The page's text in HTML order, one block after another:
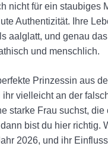
nicht für ein staubiges
Authentizität. Ihre
aalglatt, und genau
und menschlich.
Prinzessin aus
ihr vielleicht an der
starke Frau suchst, die
bist du hier richtig.
2026, und ihr